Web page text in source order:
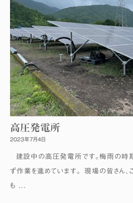
高圧発電所
2023年7月4日
建設中の高圧発電所です。梅雨の時
ず作業を進めています。 現場の皆さん
も ...